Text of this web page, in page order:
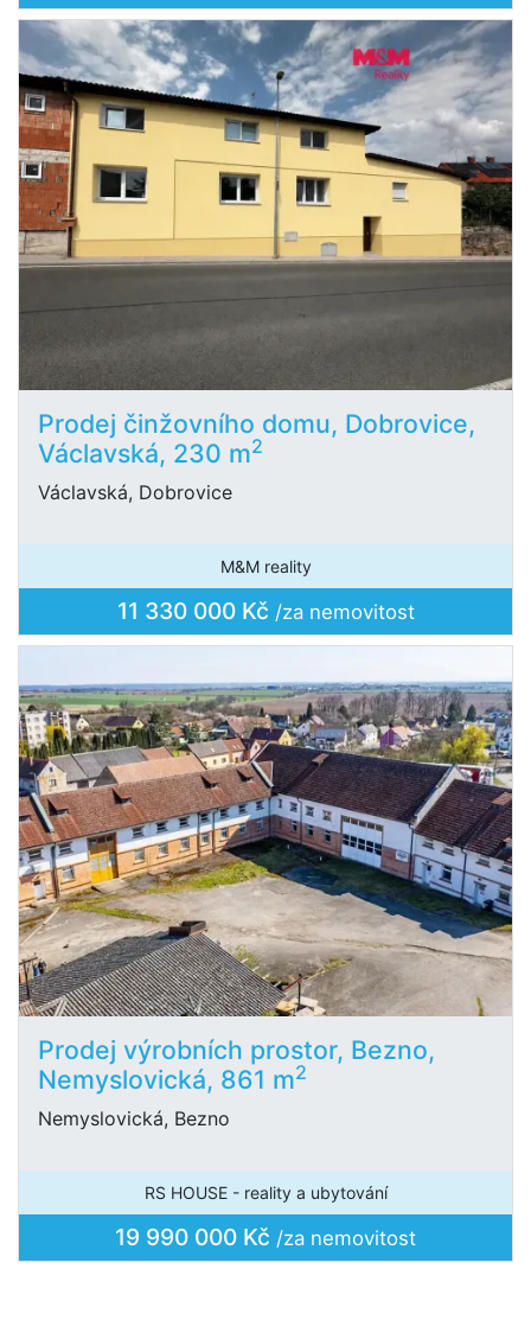
Prodej činžovního domu, Dobrovice,
Václavská, 230 m2
Václavská, Dobrovice
M&M reality
11 330 000 Kč /za nemovitost
Prodej výrobních prostor, Bezno,
Nemyslovická, 861 m2
Nemyslovická, Bezno
RS HOUSE - reality a ubytování
19 990 000 Kč /za nemovitost